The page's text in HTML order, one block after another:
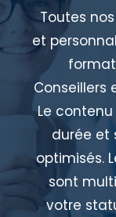
Toutes
et
Conseillers
Le
durée et
optimisés.
sont
votre